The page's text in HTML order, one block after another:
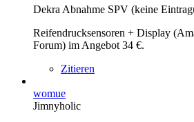
Dekra Abnahme SPV (keine
Reifendrucksensoren + Display
Forum) im Angebot 34 €.
Zitieren
womue
Jimnyholic